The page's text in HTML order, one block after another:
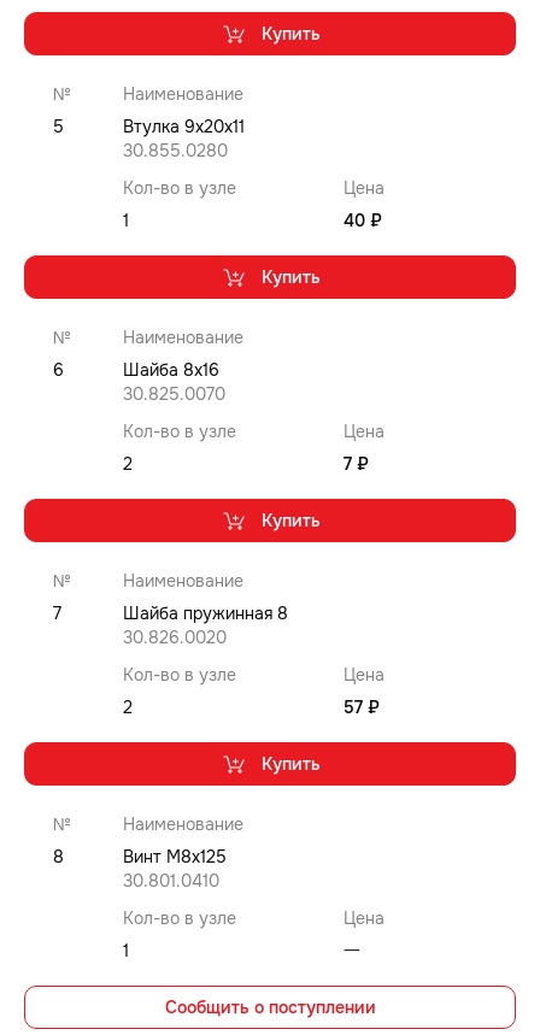
Купить
№
Наименование
5
Втулка 9x20x11
30.855.0280
Кол-во в узле
Цена
1
40 ₽
Купить
№
Наименование
6
Шайба 8x16
30.825.0070
Кол-во в узле
Цена
2
7 ₽
Купить
№
Наименование
7
Шайба пружинная 8
30.826.0020
Кол-во в узле
Цена
2
57 ₽
Купить
№
Наименование
8
Винт M8x125
30.801.0410
Кол-во в узле
Цена
1
⼀
Сообщить о поступлении